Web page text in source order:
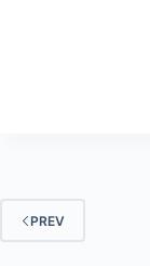
PREV